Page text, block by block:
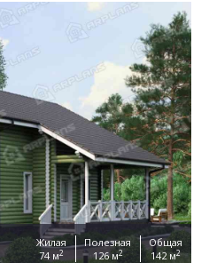
Жилая
74 м2
Полезная
126 м2
Общая
142 м2